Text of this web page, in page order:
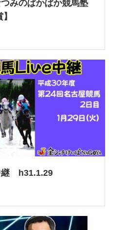
みのぱかぱか競馬塾
継 h31.1.29